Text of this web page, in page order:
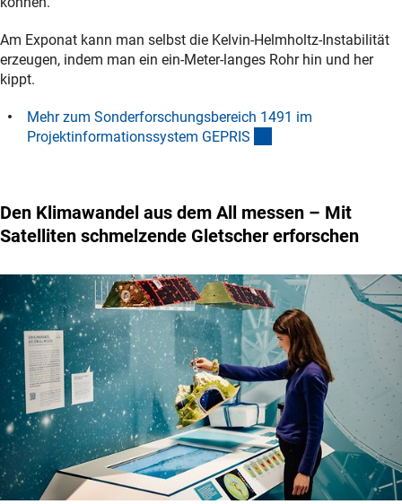
Am Exponat kann man selbst die Kelvin-Helmholtz-Instabilität
erzeugen, indem man ein ein-Meter-langes Rohr hin und her
kippt.
Mehr zum Sonderforschungsbereich 1491 im
Projektinformationssystem GEPRI S
Den Klimawandel aus dem All messen – Mit
Satelliten schmelzende Gletscher erforschen